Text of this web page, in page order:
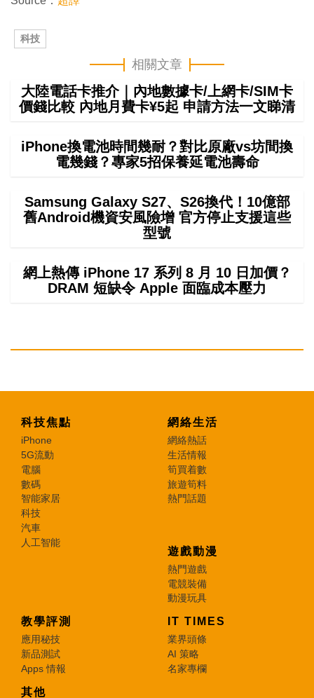
科技
相關文章
大陸電話卡推介｜內地數據卡/上網卡/SIM卡
價錢比較 內地月費卡¥5起 申請方法一文睇清
iPhone換電池時間幾耐？對比原廠vs坊間換
電幾錢？專家5招保養延電池壽命
Samsung Galaxy S27、S26換代！10億部
舊Android機資安風險增 官方停止支援這些
型號
網上熱傳 iPhone 17 系列 8 月 10 日加價？
DRAM 短缺令 Apple 面臨成本壓力
科技焦點
iPhone
5G流動
電腦
數碼
智能家居
科技
汽車
人工智能
網絡生活
網絡熱話
生活情報
筍買着數
旅遊筍料
熱門話題
遊戲動漫
熱門遊戲
電競裝備
動漫玩具
教學評測
應用秘技
新品測試
Apps 情報
IT TIMES
業界頭條
AI 策略
名家專欄
其他